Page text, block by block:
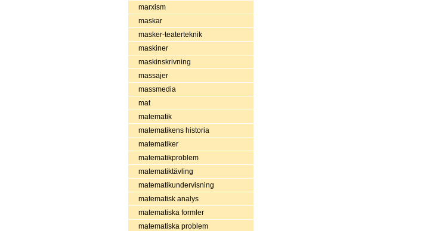
marxism
maskar
masker-teaterteknik
maskiner
maskinskrivning
massajer
massmedia
mat
matematik
matematikens historia
matematiker
matematikproblem
matematiktävling
matematikundervisning
matematisk analys
matematiska formler
matematiska problem